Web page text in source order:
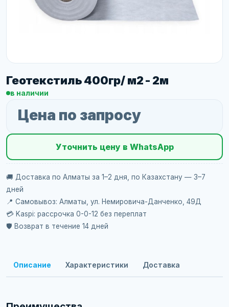
Геотекстиль 400гр/ м2 - 2м
в наличии
Цена по запросу
Уточнить цену в WhatsApp
🚚 Доставка по Алматы за 1–2 дня, по Казахстану — 3–7
дней
📍 Самовывоз: Алматы, ул. Немировича-Данченко, 49Д
💳 Kaspi: рассрочка 0-0-12 без переплат
🛡️ Возврат в течение 14 дней
Описание Характеристики Доставка